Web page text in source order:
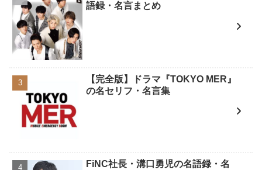
語録・名言まとめ
【完全版】ドラマ『TOKYO MER』
の名セリフ・名言集
FiNC社長・溝口勇児の名語録・名